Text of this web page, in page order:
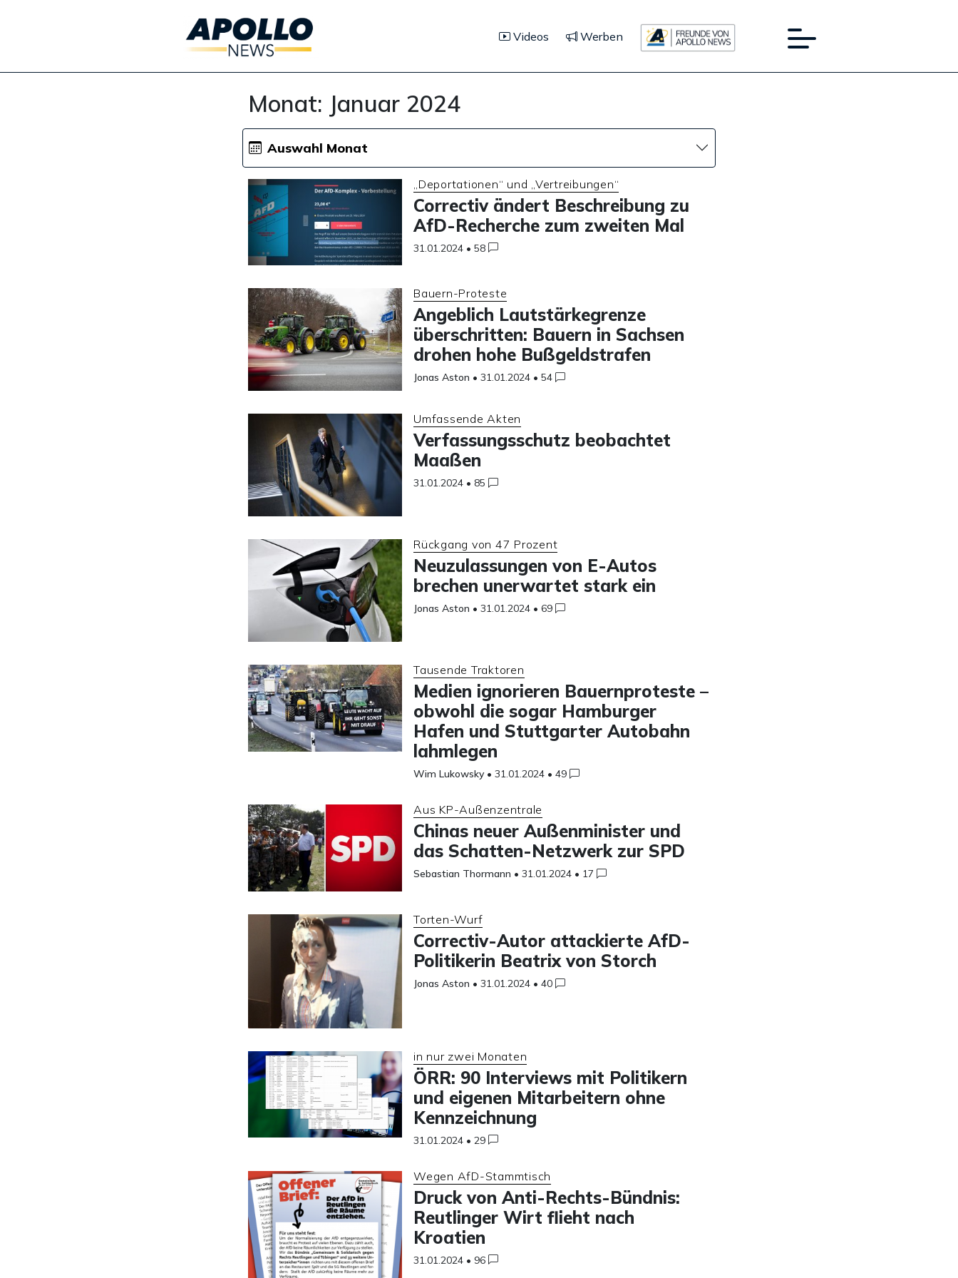
Videos Werben
Monat: Januar 2024
Auswahl Monat
„Deportationen“ und „Vertreibungen“
Correctiv ändert Beschreibung zu
AfD-Recherche zum zweiten Mal
31.01.2024 • 58
Bauern-Proteste
Angeblich Lautstärkegrenze
überschritten: Bauern in Sachsen
drohen hohe Bußgeldstrafen
Jonas Aston • 31.01.2024 • 54
Umfassende Akten
Verfassungsschutz beobachtet
Maaßen
31.01.2024 • 85
Rückgang von 47 Prozent
Neuzulassungen von E-Autos
brechen unerwartet stark ein
Jonas Aston • 31.01.2024 • 69
Tausende Traktoren
Medien ignorieren Bauernproteste –
obwohl die sogar Hamburger
Hafen und Stuttgarter Autobahn
lahmlegen
Wim Lukowsky • 31.01.2024 • 49
Aus KP-Außenzentrale
Chinas neuer Außenminister und
das Schatten-Netzwerk zur SPD
Sebastian Thormann • 31.01.2024 • 17
Torten-Wurf
Correctiv-Autor attackierte AfD-
Politikerin Beatrix von Storch
Jonas Aston • 31.01.2024 • 40
in nur zwei Monaten
ÖRR: 90 Interviews mit Politikern
und eigenen Mitarbeitern ohne
Kennzeichnung
31.01.2024 • 29
Wegen AfD-Stammtisch
Druck von Anti-Rechts-Bündnis:
Reutlinger Wirt flieht nach
Kroatien
31.01.2024 • 96